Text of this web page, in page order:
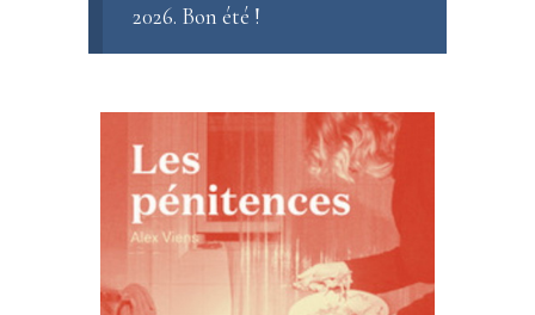
2026. Bon été !